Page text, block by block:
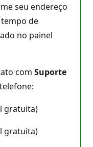
seu endereço
tempo de
no painel
com Suporte
gratuita)
gratuita)